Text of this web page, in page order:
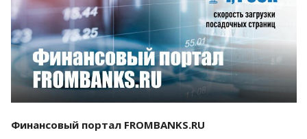
Смотреть проект
Финансовый портал FROMBANKS.RU